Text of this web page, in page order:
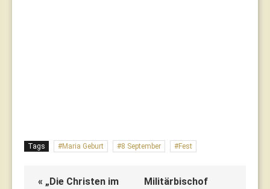
Tags Maria Geburt 8 September Fest
« „Die Christen im
Militärbischof